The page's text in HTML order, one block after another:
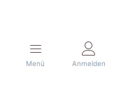
Menü Anmelden